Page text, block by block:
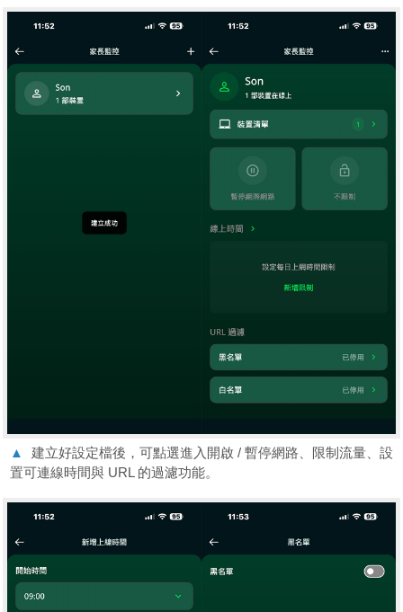
▲
建立好設定檔後，可點選進入開啟 / 暫停網路、限制流量、設
置可連線時間與 URL 的過濾功能。